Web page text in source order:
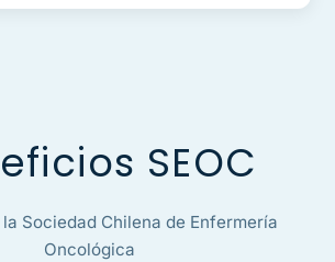
SEOC
Sociedad Chilena de Enfermería
Oncológica